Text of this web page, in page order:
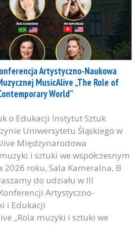
Artystyczno-Naukowa
MusicAlive „The Role of
World”
o Edukacji Instytut Sztuk
Uniwersytetu Śląskiego w
Międzynarodowa
i sztuki we współczesnym
2026 roku, Sala Kameralna, B
do udziału w III
Artystyczno-
i Edukacji
„Rola muzyki i sztuki we